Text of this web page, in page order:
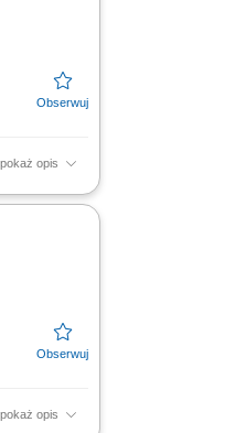
pokaż opis
pokaż opis